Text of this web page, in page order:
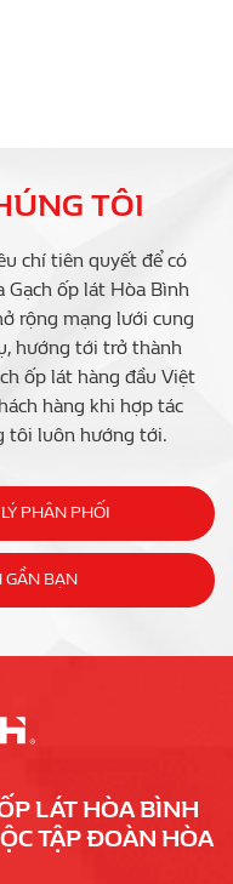
TÔI
chí tiên quyết để có
Gạch ốp lát Hòa Bình
rộng mạng lưới cung
hướng tới trở thành
ốp lát hàng đầu Việt
hàng khi hợp tác
tôi luôn hướng tới.
PHÂN PHỐI
GẦN BẠN
LÁT HÒA BÌNH
TẬP ĐOÀN HÒA